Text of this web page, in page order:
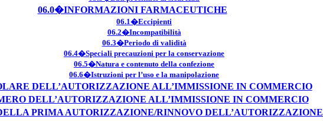
06.0�INFORMAZIONI FARMACEUTICHE
06.1�Eccipienti
06.2�Incompatibilità
06.3�Periodo di validità
06.4�Speciali precauzioni per la conservazione
06.5�Natura e contenuto della confezione
06.6�Istruzioni per l’uso e la manipolazione
DELL’AUTORIZZAZIONE ALL’IMMISSIONE IN COMMERCIO
DELL’AUTORIZZAZIONE ALL’IMMISSIONE IN COMMERCIO
PRIMA AUTORIZZAZIONE/RINNOVO DELL’AUTORIZZAZIONE